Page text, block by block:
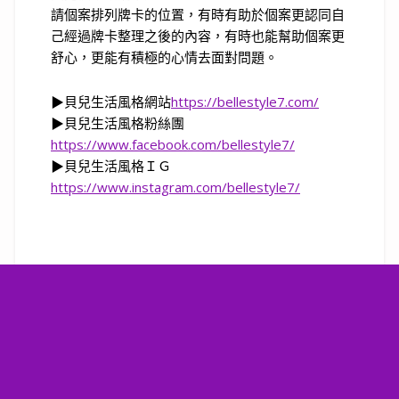
請個案排列牌卡的位置，有時有助於個案更認同自
己經過牌卡整理之後的內容，有時也能幫助個案更
舒心，更能有積極的心情去面對問題。
▶貝兒生活風格網站https://bellestyle7.com/
▶貝兒生活風格粉絲團
https://www.facebook.com/bellestyle7/
▶貝兒生活風格ＩＧ
https://www.instagram.com/bellestyle7/